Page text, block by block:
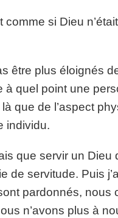
si Dieu
être plus éloignés
à quel point une
que de l’aspect
individu.
que servir un
de servitude. Puis
pardonnés, nous
n’avons plus à